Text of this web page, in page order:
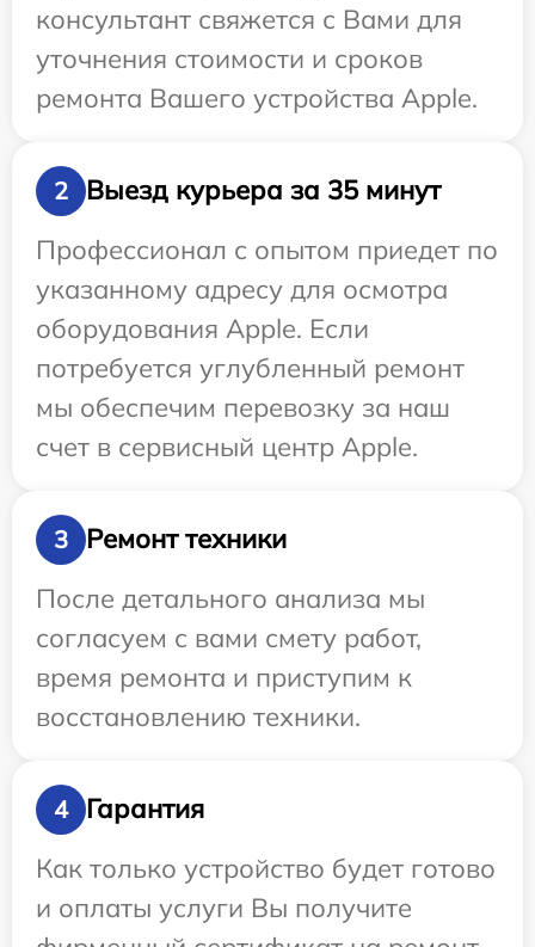
консультант свяжется с Вами для
уточнения стоимости и сроков
ремонта Вашего устройства Apple.
2
Выезд курьера за 35 минут
Профессионал с опытом приедет по
указанному адресу для осмотра
оборудования Apple. Если
потребуется углубленный ремонт
мы обеспечим перевозку за наш
счет в сервисный центр Apple.
3
Ремонт техники
После детального анализа мы
согласуем с вами смету работ,
время ремонта и приступим к
восстановлению техники.
4
Гарантия
Как только устройство будет готово
и оплаты услуги Вы получите